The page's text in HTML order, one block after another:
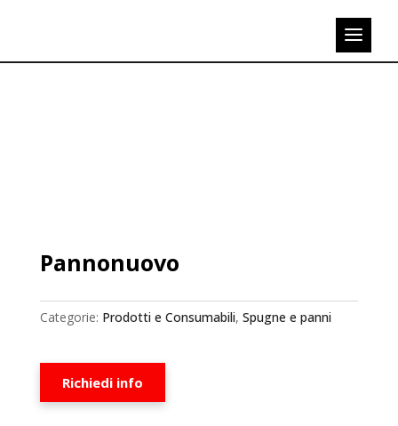
Pannonuovo
Categorie: Prodotti e Consumabili, Spugne e panni
Richiedi info